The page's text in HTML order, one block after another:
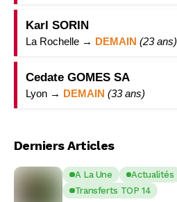
Karl SORIN
La Rochelle → DEMAIN (23 ans)
Cedate GOMES SA
Lyon → DEMAIN (33 ans)
Derniers Articles
A La Une Actualités
Transferts TOP 14